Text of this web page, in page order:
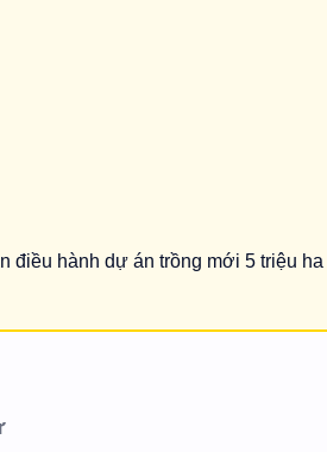
điều hành dự án trồng mới 5 triệu ha